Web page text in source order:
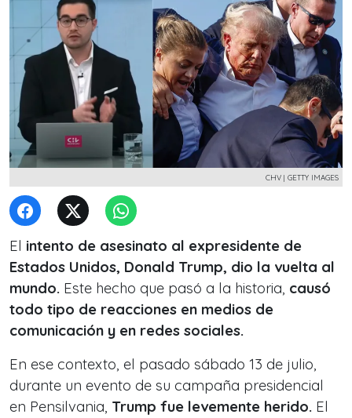
CHV | GETTY IMAGES
El intento de asesinato al expresidente de
Estados Unidos, Donald Trump, dio la vuelta al
mundo. Este hecho que pasó a la historia, causó
todo tipo de reacciones en medios de
comunicación y en redes sociales.
En ese contexto, el pasado sábado 13 de julio,
durante un evento de su campaña presidencial
en Pensilvania, Trump fue levemente herido. El